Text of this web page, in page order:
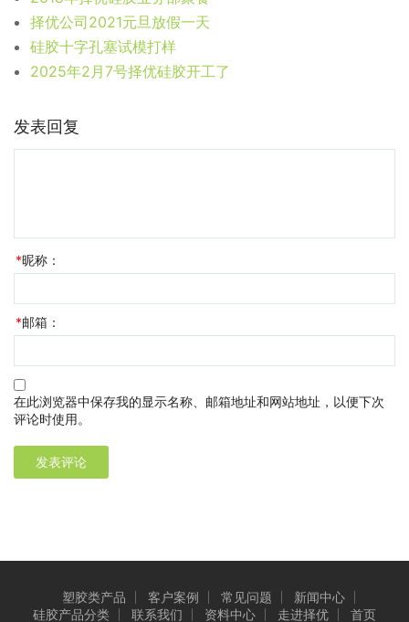
择优公司2021元旦放假一天
硅胶十字孔塞试模打样
2025年2月7号择优硅胶开工了
发表回复
*昵称：
*邮箱：
在此浏览器中保存我的显示名称、邮箱地址和网站地址，以便下次
评论时使用。
塑胶类产品 客户案例 常见问题
新闻中心
硅胶产品分类
联系我们 资料中心 走进择优 首页